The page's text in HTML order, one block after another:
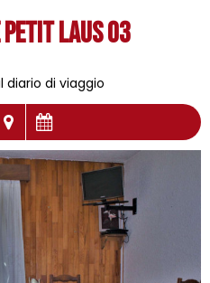
LAUS 03
diario di viaggio